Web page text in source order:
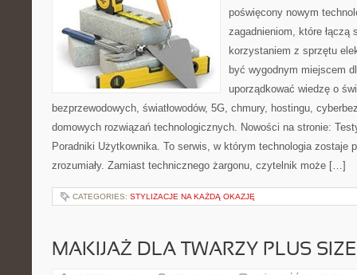
poświęcony nowym
zagadnieniom, które łączą
korzystaniem z sprzętu
być wygodnym miejscem
uporządkować wiedzę o
bezprzewodowych, światłowodów, 5G, chmury, hostingu,
domowych rozwiązań technologicznych. Nowości na stronie:
Poradniki Użytkownika. To serwis, w którym technologia zostaje
zrozumiały. Zamiast technicznego żargonu, czytelnik może […]
CATEGORIES: STYLIZACJE NA KAŻDĄ OKAZJĘ
MAKIJAŻ DLA TWARZY PLUS SIZE